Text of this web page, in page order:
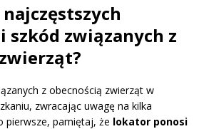
szkód związanych z
z obecnością zwierząt w
zwracając uwagę na kilka
pierwsze, pamiętaj, że lokator ponosi